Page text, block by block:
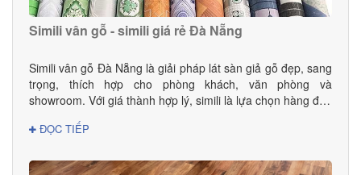
Simili vân gỗ - simili giá rẻ Đà Nẵng
Simili vân gỗ Đà Nẵng là giải pháp lát sàn giả gỗ đẹp, sang
trọng, thích hợp cho phòng khách, văn phòng và
showroom. Với giá thành hợp lý, simili là lựa chọn hàng đầu
ĐỌC TIẾP